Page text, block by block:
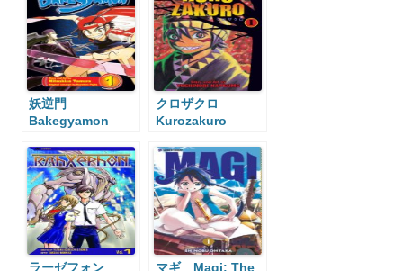
妖逆門
Bakegyamon
クロザクロ
Kurozakuro
ラーゼフォン
マギ Magi: The